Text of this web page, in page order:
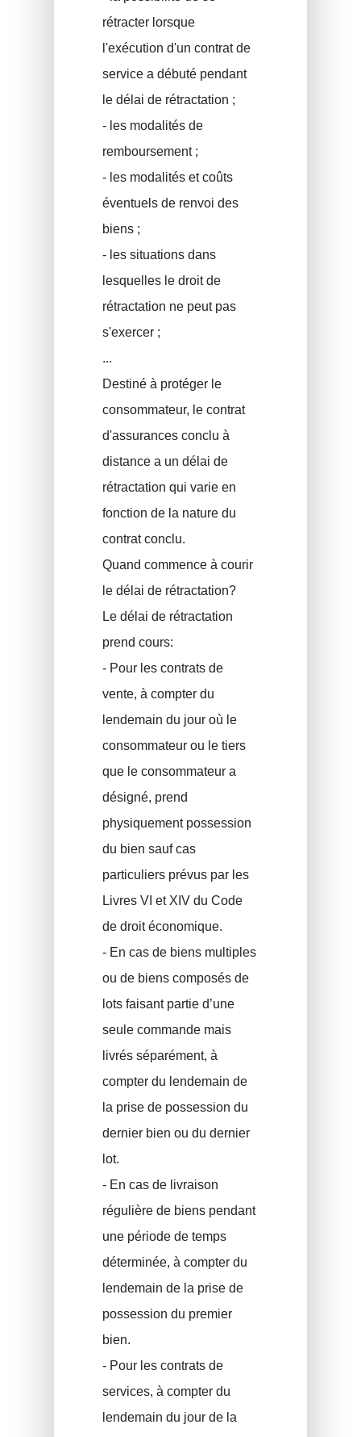
rétracter lorsque
l'exécution d'un contrat de
service a débuté pendant
le délai de rétractation ;
- les modalités de
remboursement ;
- les modalités et coûts
éventuels de renvoi des
biens ;
- les situations dans
lesquelles le droit de
rétractation ne peut pas
s'exercer ;
...
Destiné à protéger le
consommateur, le contrat
d'assurances conclu à
distance a un délai de
rétractation qui varie en
fonction de la nature du
contrat conclu.
Quand commence à courir
le délai de rétractation?
Le délai de rétractation
prend cours:
- Pour les contrats de
vente, à compter du
lendemain du jour où le
consommateur ou le tiers
que le consommateur a
désigné, prend
physiquement possession
du bien sauf cas
particuliers prévus par les
Livres VI et XIV du Code
de droit économique.
- En cas de biens multiples
ou de biens composés de
lots faisant partie d’une
seule commande mais
livrés séparément, à
compter du lendemain de
la prise de possession du
dernier bien ou du dernier
lot.
- En cas de livraison
régulière de biens pendant
une période de temps
déterminée, à compter du
lendemain de la prise de
possession du premier
bien.
- Pour les contrats de
services, à compter du
lendemain du jour de la